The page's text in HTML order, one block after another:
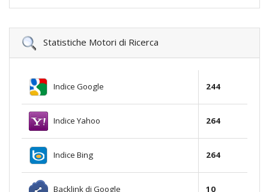
Statistiche Motori di Ricerca
Indice Google 244
Indice Yahoo 264
Indice Bing 264
Backlink di Google 10